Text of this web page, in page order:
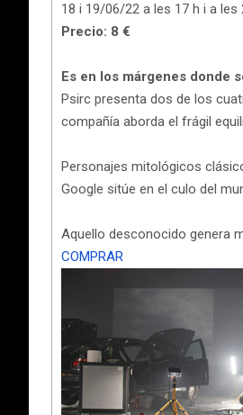
18 i 19/06/22 a les 17 h i a les
Precio: 8 €
Es en los márgenes donde
Psirc presenta dos de los
compañía aborda el frágil
Personajes mitológicos
Google sitúe en el culo del
Aquello desconocido genera
COMPRAR